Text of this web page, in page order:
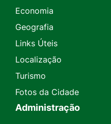
Economia
Geografia
Links Úteis
Localização
Turismo
Fotos da Cidade
Administração